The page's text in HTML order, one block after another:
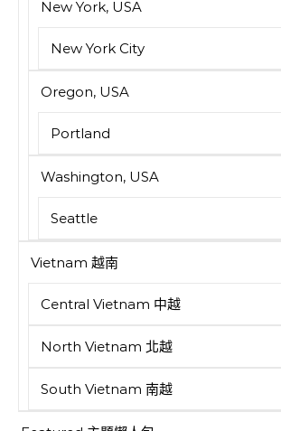
New York, USA
New York City
Oregon, USA
Portland
Washington, USA
Seattle
Vietnam 越南
Central Vietnam 中越
North Vietnam 北越
South Vietnam 南越